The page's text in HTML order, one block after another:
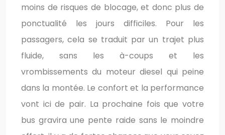
moins de risques de blocage, et donc plus de
ponctualité les jours difficiles. Pour les
passagers, cela se traduit par un trajet plus
fluide, sans les à-coups et les
vrombissements du moteur diesel qui peine
dans la montée. Le confort et la performance
vont ici de pair. La prochaine fois que votre
bus gravira une pente raide sans le moindre